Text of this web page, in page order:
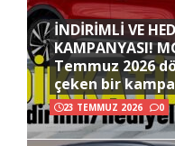
İNDİRİMLİ VE
KAMPANYASI!
Temmuz 2026
çeken bir
23 TEMMUZ 2026 0